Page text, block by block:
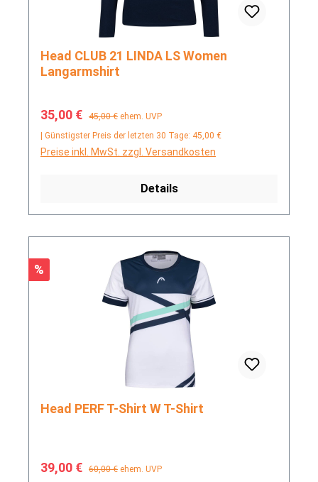
Head CLUB 21 LINDA LS Women
Langarmshirt
Verkaufspreis:
35,00 € Regulärer Preis:
45,00 € ehem. UVP
| Günstigster Preis der letzten 30 Tage: 45,00 €
Preise inkl. MwSt. zzgl. Versandkosten
Details
Rabatt
%
Head PERF T-Shirt W T-Shirt
Verkaufspreis:
39,00 € Regulärer Preis:
60,00 € ehem. UVP